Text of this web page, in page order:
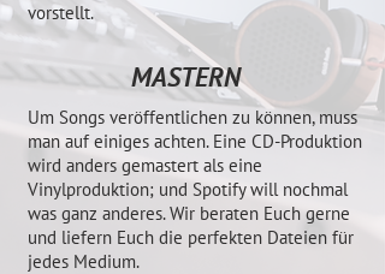
vorstellt.
MASTERN
Um Songs veröffentlichen zu können, muss
man auf einiges achten. Eine CD-Produktion
wird anders gemastert als eine
Vinylproduktion; und Spotify will nochmal
was ganz anderes. Wir beraten Euch gerne
und liefern Euch die perfekten Dateien für
jedes Medium.